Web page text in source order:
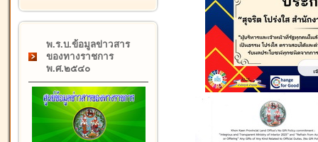
พ.ร.บ.ข้อมูลข่าวสาร
ของทางราชการ
พ.ศ.๒๕๔๐